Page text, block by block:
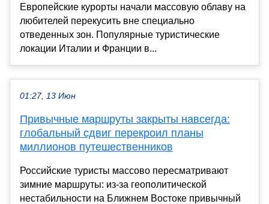
Европейские курорты начали массовую облаву на
любителей перекусить вне специально
отведенных зон. Популярные туристические
локации Италии и Франции в...
01:27, 13 Июн
Привычные маршруты закрыты навсегда:
глобальный сдвиг перекроил планы
миллионов путешественников
Российские туристы массово пересматривают
зимние маршруты: из-за геополитической
нестабильности на Ближнем Востоке привычный